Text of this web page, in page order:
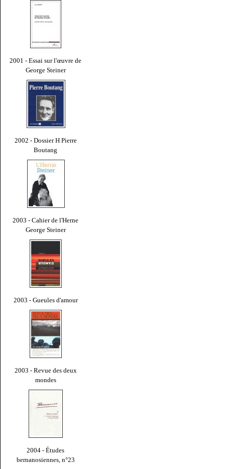
2001 - Essai sur l'œuvre de
George Steiner
2002 - Dossier H Pierre
Boutang
2003 - Cahier de l'Herne
George Steiner
2003 - Gueules d'amour
2003 - Revue des deux
mondes
2004 - Études
bernanosiennes, n°23